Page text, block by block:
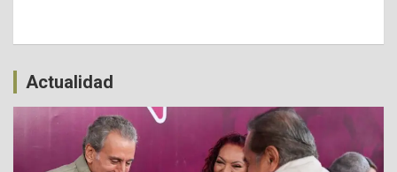
Actualidad